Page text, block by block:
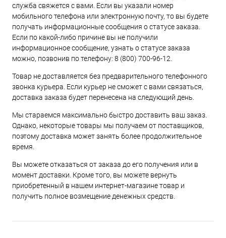
служба свяжется с вами. Если вы указали номер
мобильного телефона или электронную почту, то вы будете
получать информационные сообщения о статусе заказа.
Если по какой-либо причине вы не получили
информационное сообщение, узнать о статусе заказа
можно, позвонив по телефону: 8 (800) 700-96-12.
Товар не доставляется без предварительного телефонного
звонка курьера. Если курьер не сможет с вами связаться,
доставка заказа будет перенесена на следующий день.
Мы стараемся максимально быстро доставить ваш заказ.
Однако, некоторые товары мы получаем от поставщиков,
поэтому доставка может занять более продолжительное
время.
Вы можете отказаться от заказа до его получения или в
момент доставки. Кроме того, вы можете вернуть
приобретенный в нашем интернет-магазине товар и
получить полное возмещение денежных средств.